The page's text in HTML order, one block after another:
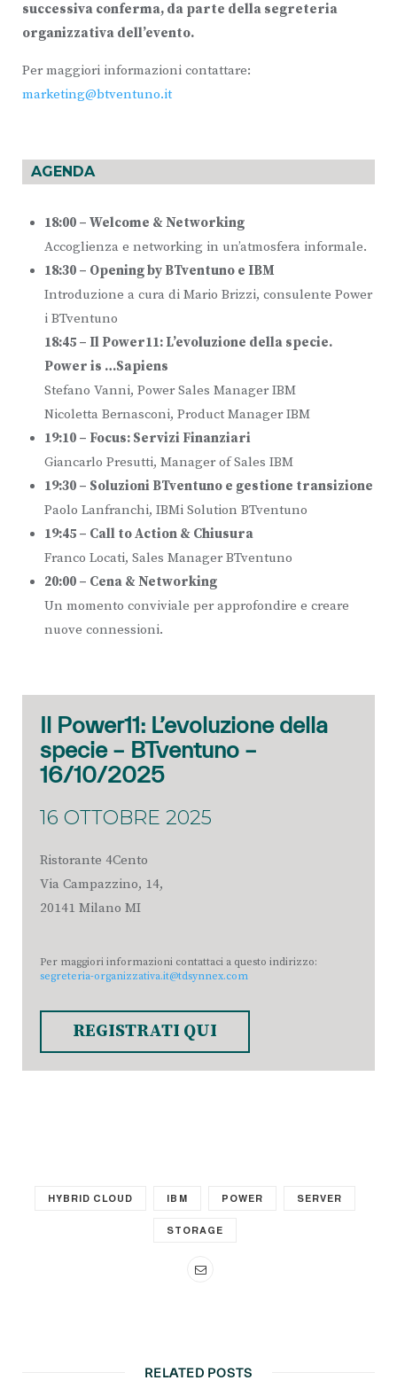
successiva conferma, da parte della segreteria
organizzativa dell’evento.
Per maggiori informazioni contattare:
marketing@btventuno.it
AGENDA
18:00 – Welcome & Networking
Accoglienza e networking in un’atmosfera informale.
18:30 – Opening by BTventuno e IBM
Introduzione a cura di Mario Brizzi, consulente Power
i BTventuno
18:45 – Il Power11: L’evoluzione della specie.
Power is …Sapiens
Stefano Vanni, Power Sales Manager IBM
Nicoletta Bernasconi, Product Manager IBM
19:10 – Focus: Servizi Finanziari
Giancarlo Presutti, Manager of Sales IBM
19:30 – Soluzioni BTventuno e gestione transizione
Paolo Lanfranchi, IBMi Solution BTventuno
19:45 – Call to Action & Chiusura
Franco Locati, Sales Manager BTventuno
20:00 – Cena & Networking
Un momento conviviale per approfondire e creare
nuove connessioni.
Il Power11: L’evoluzione della
specie – BTventuno –
16/10/2025
16 OTTOBRE 2025
Ristorante 4Cento
Via Campazzino, 14,
20141 Milano MI
Per maggiori informazioni contattaci a questo indirizzo:
segreteria-organizzativa.it@tdsynnex.com
REGISTRATI QUI
HYBRID CLOUD IBM POWER SERVER
STORAGE
RELATED POSTS